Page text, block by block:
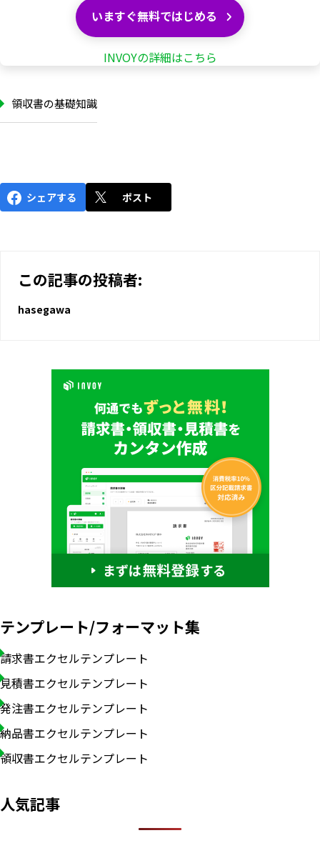
いますぐ無料ではじめる
INVOYの詳細はこちら
領収書の基礎知識
シェアする ポスト
この記事の投稿者:
hasegawa
テンプレート/フォーマット集
請求書エクセルテンプレート
見積書エクセルテンプレート
発注書エクセルテンプレート
納品書エクセルテンプレート
領収書エクセルテンプレート
人気記事